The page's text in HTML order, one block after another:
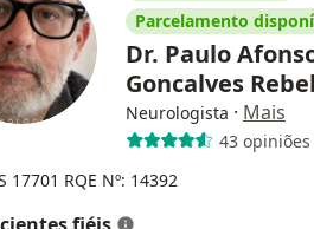
Parcelamento
Dr. Paulo
Goncalves
Neurologista · Mais
43 opiniões
17701 RQE Nº: 14392